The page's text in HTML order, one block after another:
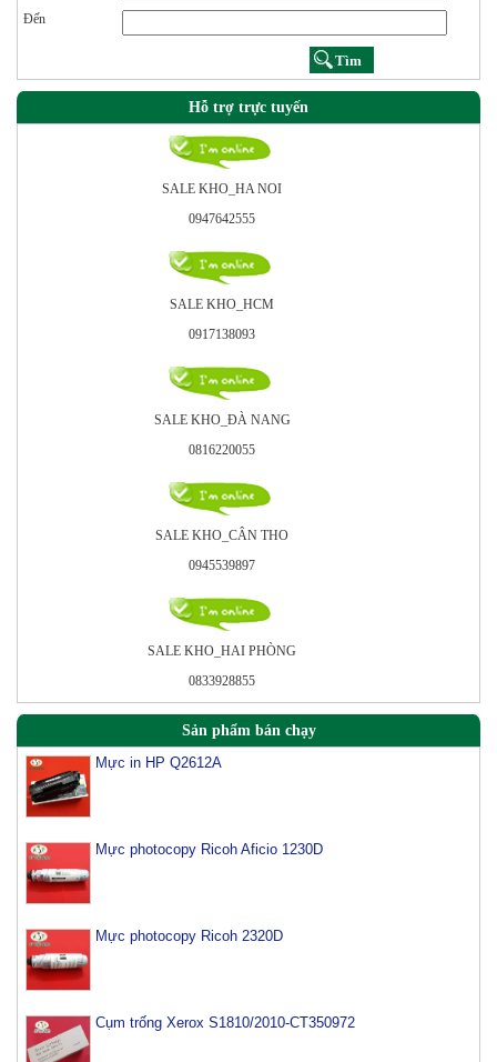
Đến
Hỗ trợ trực tuyến
SALE KHO_HA NOI
0947642555
SALE KHO_HCM
0917138093
SALE KHO_ÐÀ NANG
0816220055
SALE KHO_CÂN THO
0945539897
SALE KHO_HAI PHÒNG
0833928855
Sản phẩm bán chạy
Mực in HP Q2612A
Mực photocopy Ricoh Aficio 1230D
Mực photocopy Ricoh 2320D
Cụm trống Xerox S1810/2010-CT350972